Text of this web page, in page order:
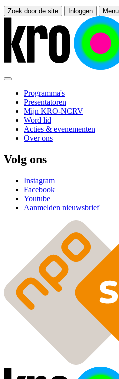
Zoek door de site Inloggen Menu
Programma's
Presentatoren
Mijn KRO-NCRV
Word lid
Acties & evenementen
Over ons
Volg ons
Instagram
Facebook
Youtube
Aanmelden nieuwsbrief